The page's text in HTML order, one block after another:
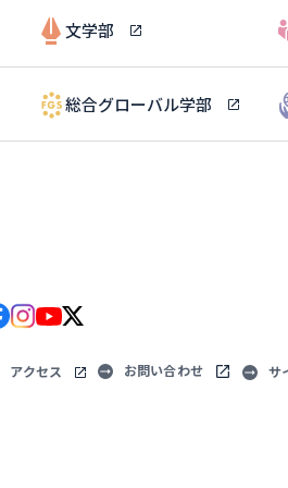
文学部
総合グローバル学部
アクセス お問い合わせ サ